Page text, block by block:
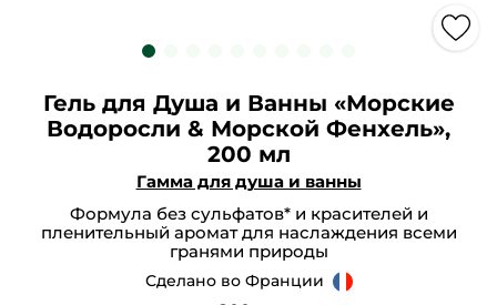
Гель для Душа и Ванны «Морские
Водоросли & Морской Фенхель»,
200 мл
Гамма для душа и ванны
Формула без сульфатов* и красителей и
пленительный аромат для наслаждения всеми
гранями природы
Сделано во Франции